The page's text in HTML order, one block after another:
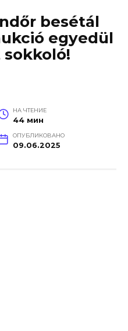
besétál
egyedül
НА ЧТЕНИЕ
44 мин
ОПУБЛИКОВАНО
09.06.2025